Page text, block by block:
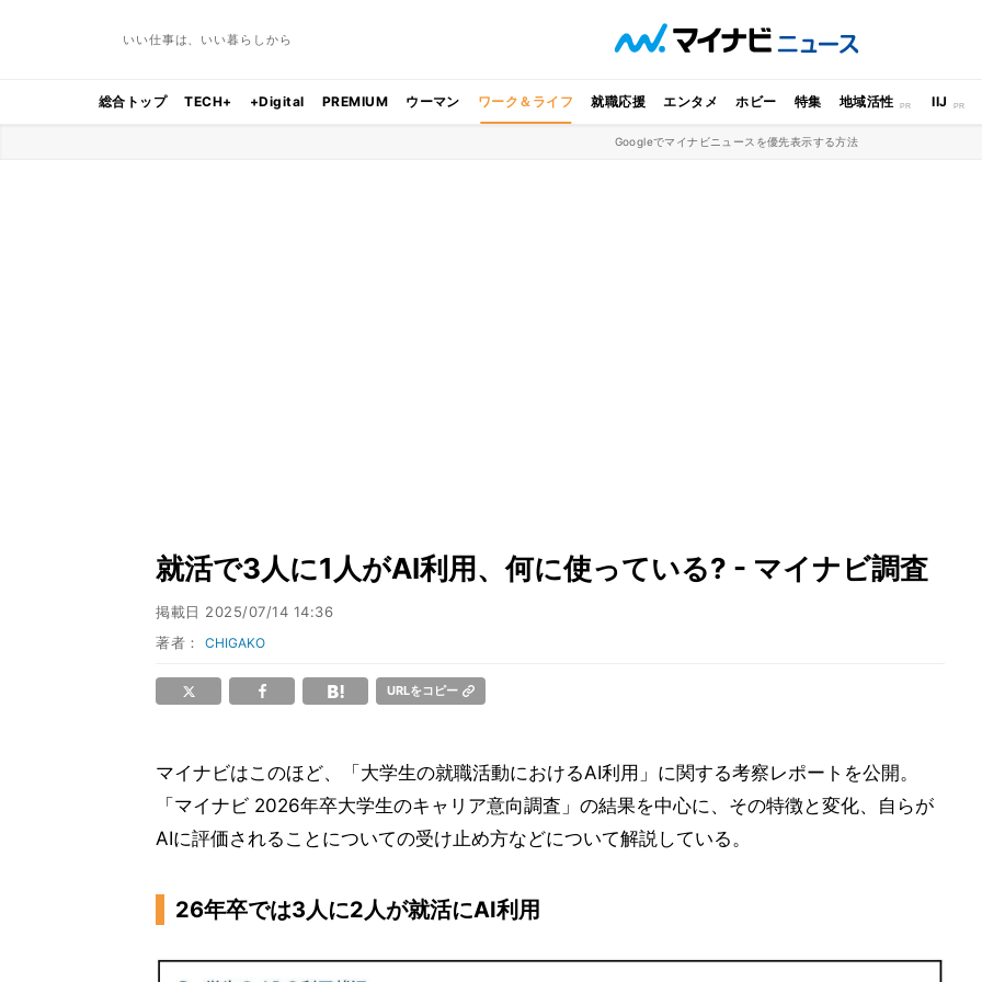
いい仕事は、いい暮らしから
総合トップ TECH+ +Digital PREMIUM ウーマン ワーク＆ライフ 就職応援 エンタメ ホビー 特集 地域活性 IIJ
Googleでマイナビニュースを優先表示する方法
就活で3人に1人がAI利用、何に使っている? - マイナビ調査
掲載日 2025/07/14 14:36
著者：CHIGAKO
URLをコピー
マイナビはこのほど、「大学生の就職活動におけるAI利用」に関する考察レポートを公開。
「マイナビ 2026年卒大学生のキャリア意向調査」の結果を中心に、その特徴と変化、自らが
AIに評価されることについての受け止め方などについて解説している。
26年卒では3人に2人が就活にAI利用